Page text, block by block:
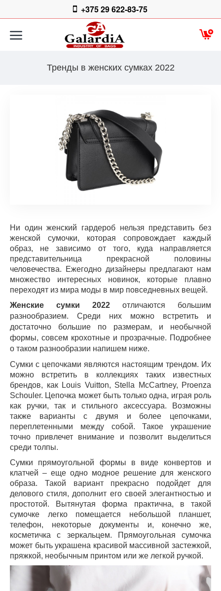
+375 29 622-83-75
Тренды в женских сумках 2022
Ни один женский гардероб нельзя представить без
женской сумочки, которая сопровождает каждый
образ, не зависимо от того, куда направляется
представительница прекрасной половины
человечества. Ежегодно дизайнеры предлагают нам
множество интересных новинок, которые плавно
переходят из мира моды в мир повседневных вещей.
Женские сумки 2022 отличаются большим
разнообразием. Среди них можно встретить и
достаточно большие по размерам, и необычной
формы, совсем крохотные и прозрачные. Подробнее
о таком разнообразии напишем ниже.
Сумки с цепочками являются настоящим трендом. Их
можно встретить в коллекциях таких известных
брендов, как Louis Vuitton, Stella McCartney, Proenza
Schouler. Цепочка может быть только одна, играя роль
как ручки, так и стильного аксессуара. Возможны
также варианты с двумя и более цепочками,
переплетенными между собой. Такое украшение
точно привлечет внимание и позволит выделиться
среди толпы.
Сумки прямоугольной формы в виде конвертов и
клатчей – еще одно модное решение для женского
образа. Такой вариант прекрасно подойдет для
делового стиля, дополнит его своей элегантностью и
простотой. Вытянутая форма практична, в такой
сумочке легко помещается небольшой планшет,
телефон, некоторые документы и, конечно же,
косметичка с зеркальцем. Прямоугольная сумочка
может быть украшена красивой массивной застежкой,
пряжкой, необычным принтом или же легкой ручкой.